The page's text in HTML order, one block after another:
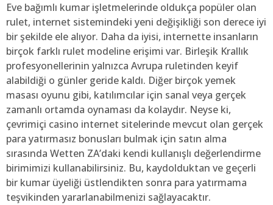
Eve bağımlı kumar işletmelerinde oldukça popüler olan
rulet, internet sistemindeki yeni değişikliği son derece iyi
bir şekilde ele alıyor. Daha da iyisi, internette insanların
birçok farklı rulet modeline erişimi var. Birleşik Krallık
profesyonellerinin yalnızca Avrupa ruletinden keyif
alabildiği o günler geride kaldı. Diğer birçok yemek
masası oyunu gibi, katılımcılar için sanal veya gerçek
zamanlı ortamda oynaması da kolaydır. Neyse ki,
çevrimiçi casino internet sitelerinde mevcut olan gerçek
para yatırmasız bonusları bulmak için satın alma
sırasında Wetten ZA’daki kendi kullanışlı değerlendirme
birimimizi kullanabilirsiniz. Bu, kaydolduktan ve geçerli
bir kumar üyeliği üstlendikten sonra para yatırmama
teşvikinden yararlanabilmenizi sağlayacaktır.